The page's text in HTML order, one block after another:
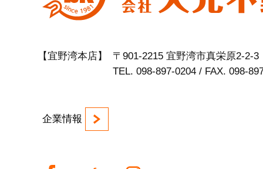
【宜野湾本店】
〒901-2215 宜野湾市真栄原2-2-3
TEL. 098-897-0204 / FAX. 098-
企業情報